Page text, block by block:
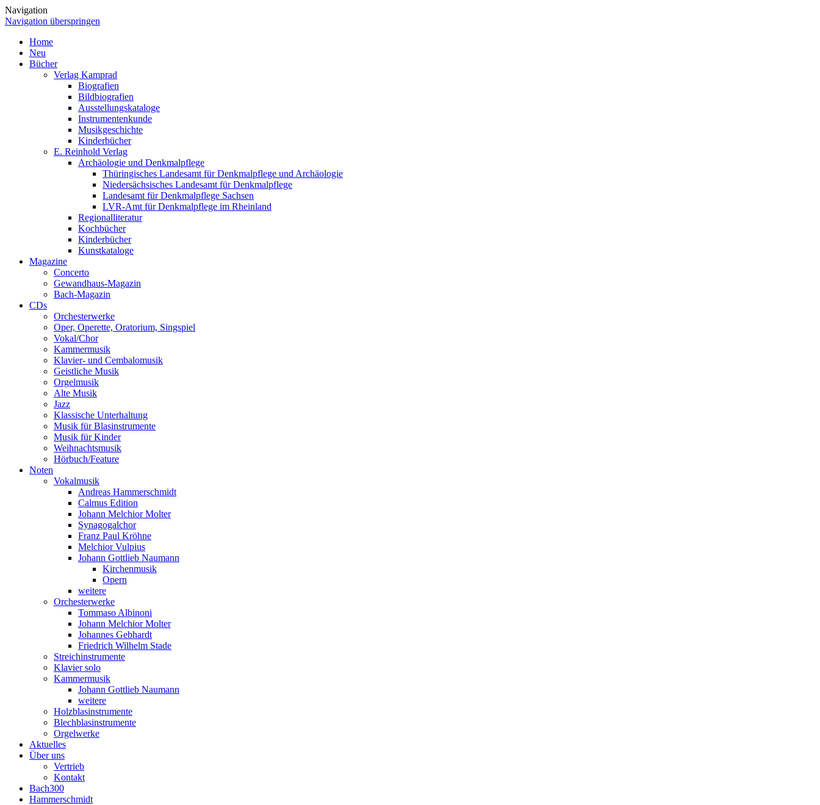
Navigation
Navigation überspringen
Home
Neu
Bücher
Verlag Kamprad
Biografien
Bildbiografien
Ausstellungskataloge
Instrumentenkunde
Musikgeschichte
Kinderbücher
E. Reinhold Verlag
Archäologie und Denkmalpflege
Thüringisches Landesamt für Denkmalpflege und Archäologie
Niedersächsisches Landesamt für Denkmalpflege
Landesamt für Denkmalpflege Sachsen
LVR-Amt für Denkmalpflege im Rheinland
Regionalliteratur
Kochbücher
Kinderbücher
Kunstkataloge
Magazine
Concerto
Gewandhaus-Magazin
Bach-Magazin
CDs
Orchesterwerke
Oper, Operette, Oratorium, Singspiel
Vokal/Chor
Kammermusik
Klavier- und Cembalomusik
Geistliche Musik
Orgelmusik
Alte Musik
Jazz
Klassische Unterhaltung
Musik für Blasinstrumente
Musik für Kinder
Weihnachtsmusik
Hörbuch/Feature
Noten
Vokalmusik
Andreas Hammerschmidt
Calmus Edition
Johann Melchior Molter
Synagogalchor
Franz Paul Kröhne
Melchior Vulpius
Johann Gottlieb Naumann
Kirchenmusik
Opern
weitere
Orchesterwerke
Tommaso Albinoni
Johann Melchior Molter
Johannes Gebhardt
Friedrich Wilhelm Stade
Streichinstrumente
Klavier solo
Kammermusik
Johann Gottlieb Naumann
weitere
Holzblasinstrumente
Blechblasinstrumente
Orgelwerke
Aktuelles
Über uns
Vertrieb
Kontakt
Bach300
Hammerschmidt